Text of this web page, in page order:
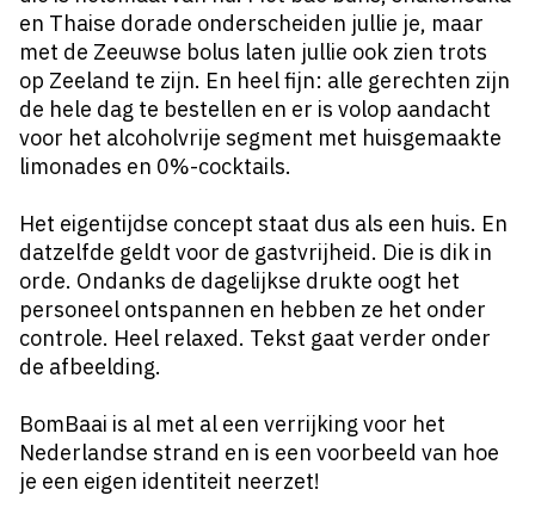
en Thaise dorade onderscheiden jullie je, maar
met de Zeeuwse bolus laten jullie ook zien trots
op Zeeland te zijn. En heel fijn: alle gerechten zijn
de hele dag te bestellen en er is volop aandacht
voor het alcoholvrije segment met huisgemaakte
limonades en 0%-cocktails.
Het eigentijdse concept staat dus als een huis. En
datzelfde geldt voor de gastvrijheid. Die is dik in
orde. Ondanks de dagelijkse drukte oogt het
personeel ontspannen en hebben ze het onder
controle. Heel relaxed. Tekst gaat verder onder
de afbeelding.
BomBaai is al met al een verrijking voor het
Nederlandse strand en is een voorbeeld van hoe
je een eigen identiteit neerzet!